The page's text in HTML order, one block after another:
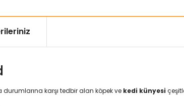
durumlarına karşı tedbir alan köpek ve kedi künyesi